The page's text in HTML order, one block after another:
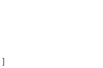
]